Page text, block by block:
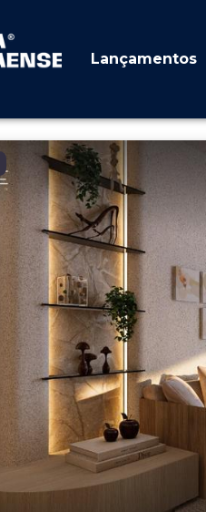
Lançamentos